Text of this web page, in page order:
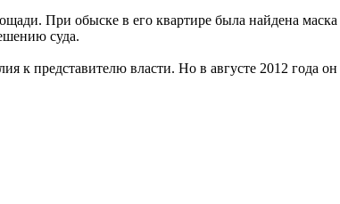
При обыске в его квартире была найдена маска
суда.
к представителю власти. Но в августе 2012 года